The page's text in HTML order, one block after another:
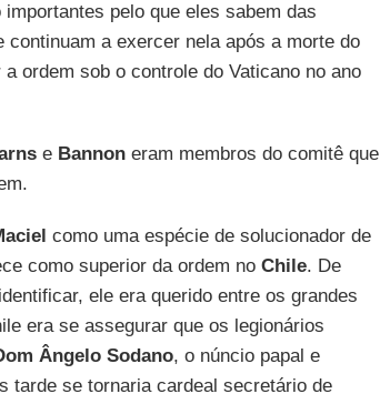
pelo que eles sabem das
a exercer nela após a morte do
ordem sob o controle do Vaticano no ano
e Bannoneram membros do comitê que
como uma espécie de solucionador de
como superior da ordem no Chile. De
ele era querido entre os grandes
era se assegurar que os legionários
Ângelo Sodano, o núncio papal e
tarde se tornaria cardeal secretário de